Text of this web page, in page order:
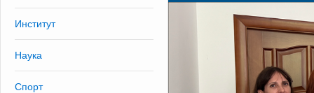
Институт
Наука
Спорт